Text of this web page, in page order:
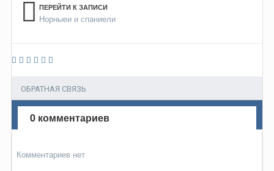
ПЕРЕЙТИ К ЗАПИСИ
Норныеи и спаниели
ОБРАТНАЯ СВЯЗЬ
0 комментариев
Комментариев нет